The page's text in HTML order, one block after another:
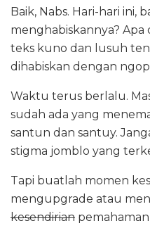
Baik, Nabs. Hari-hari ini,
menghabiskannya?
teks kuno dan lusuh
dihabiskan dengan
Waktu terus berlalu.
sudah ada yang
santun dan santuy.
stigma jomblo yang
Tapi buatlah momen
mengupgrade atau
kesendirian